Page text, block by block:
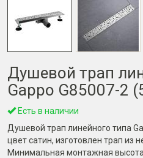
Душевой трап
Gappo G85007-2
Есть в наличии
Душевой трап линейного типа
цвет сатин, изготовлен трап из
Минимальная монтажная